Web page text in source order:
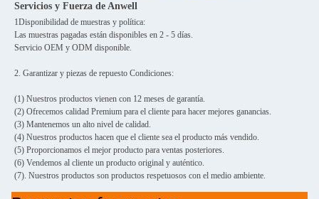
Servicios y Fuerza de Anwell
1Disponibilidad de muestras y política:
Las muestras pagadas están disponibles en 2 - 5 días.
Servicio OEM y ODM disponible.
2. Garantizar y piezas de repuesto Condiciones:
(1) Nuestros productos vienen con 12 meses de garantía.
(2) Ofrecemos calidad Premium para el cliente para hacer mejores ganancias.
(3) Mantenemos un alto nivel de calidad.
(4) Nuestros productos hacen que el cliente sea el producto más vendido.
(5) Proporcionamos el mejor producto para ventas posteriores.
(6) Vendemos al cliente un producto original y auténtico.
(7). Nuestros productos son productos respetuosos con el medio ambiente.